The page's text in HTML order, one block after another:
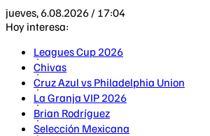
jueves, 6.08.2026 / 17:04
Hoy interesa:
Leagues Cup 2026
Chivas
Cruz Azul vs Philadelphia Union
La Granja VIP 2026
Brian Rodríguez
Selección Mexicana